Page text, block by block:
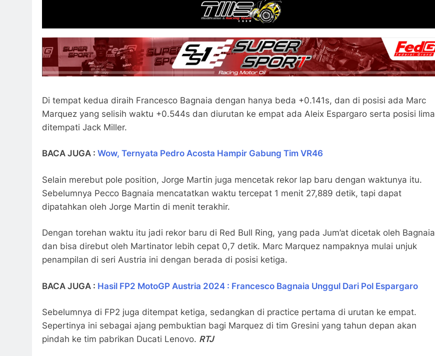
Di tempat kedua diraih Francesco Bagnaia dengan hanya beda +0.141s, dan di posisi ada Marc
Marquez yang selisih waktu +0.544s dan diurutan ke empat ada Aleix Espargaro serta posisi lima
ditempati Jack Miller.
BACA JUGA : Wow, Ternyata Pedro Acosta Hampir Gabung Tim VR46
Selain merebut pole position, Jorge Martin juga mencetak rekor lap baru dengan waktunya itu.
Sebelumnya Pecco Bagnaia mencatatkan waktu tercepat 1 menit 27,889 detik, tapi dapat
dipatahkan oleh Jorge Martin di menit terakhir.
Dengan torehan waktu itu jadi rekor baru di Red Bull Ring, yang pada Jum’at dicetak oleh Bagnaia
dan bisa direbut oleh Martinator lebih cepat 0,7 detik. Marc Marquez nampaknya mulai unjuk
penampilan di seri Austria ini dengan berada di posisi ketiga.
BACA JUGA : Hasil FP2 MotoGP Austria 2024 : Francesco Bagnaia Unggul Dari Pol Espargaro
Sebelumnya di FP2 juga ditempat ketiga, sedangkan di practice pertama di urutan ke empat.
Sepertinya ini sebagai ajang pembuktian bagi Marquez di tim Gresini yang tahun depan akan
pindah ke tim pabrikan Ducati Lenovo. RTJ